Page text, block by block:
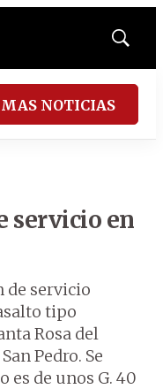
Mostrar
NOTICIAS
servicio en
de servicio
tipo
Rosa del
Pedro. Se
es de unos G. 40